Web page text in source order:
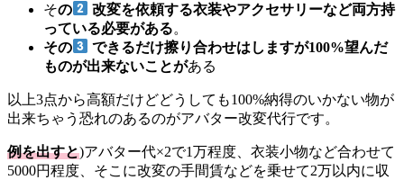
その
改変を依頼する衣装やアクセサリーなど両方持
っている必要がある。
その
できるだけ擦り合わせはしますが100%望んだ
ものが出来ないことがある
以上3点から高額だけどどうしても100%納得のいかない物が
出来ちゃう恐れのあるのがアバター改変代行です。
例を出すと)アバター代×2で1万程度、衣装小物など合わせて
5000円程度、そこに改変の手間賃などを乗せて2万以内に収